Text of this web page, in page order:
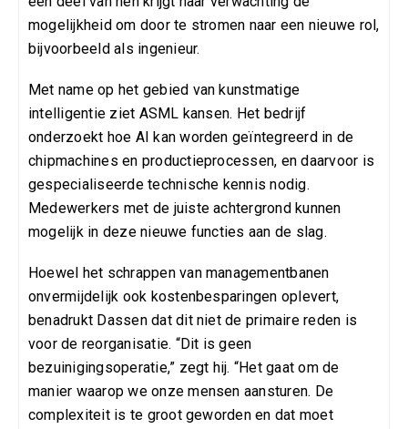
mogelijkheid om door te stromen naar een nieuwe rol,
bijvoorbeeld als ingenieur.
Met name op het gebied van kunstmatige
intelligentie ziet ASML kansen. Het bedrijf
onderzoekt hoe AI kan worden geïntegreerd in de
chipmachines en productieprocessen, en daarvoor is
gespecialiseerde technische kennis nodig.
Medewerkers met de juiste achtergrond kunnen
mogelijk in deze nieuwe functies aan de slag.
Hoewel het schrappen van managementbanen
onvermijdelijk ook kostenbesparingen oplevert,
benadrukt Dassen dat dit niet de primaire reden is
voor de reorganisatie. “Dit is geen
bezuinigingsoperatie,” zegt hij. “Het gaat om de
manier waarop we onze mensen aansturen. De
complexiteit is te groot geworden en dat moet